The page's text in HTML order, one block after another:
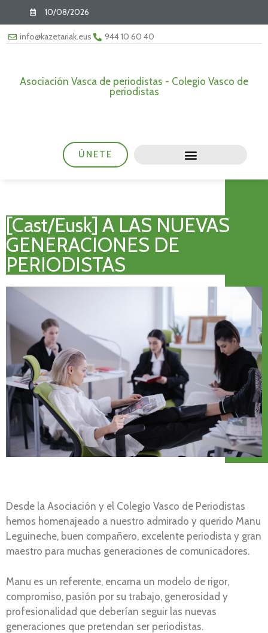
10/08/2026
info@kazetariak.eus 944 10 60 40
Asociación Vasca de periodistas - Colegio Vasco de
periodistas
ÚNETE
[Cast/Eusk] A LAS NUEVAS
GENERACIONES DE
PERIODISTAS
Desde la Asociación y el Colegio Vasco de Periodistas
hemos homenajeado a nuestro admirado y querido Manu
Leguineche, buen compañero, excelente periodista y gran
maestro para muchas generaciones de comunicadores.
Manu es un referente, encarna un modelo de rigor,
compromiso, pasión por su trabajo, generosidad y
profesionalidad que deberían seguir las nuevas
generaciones que pretendan ser periodistas.